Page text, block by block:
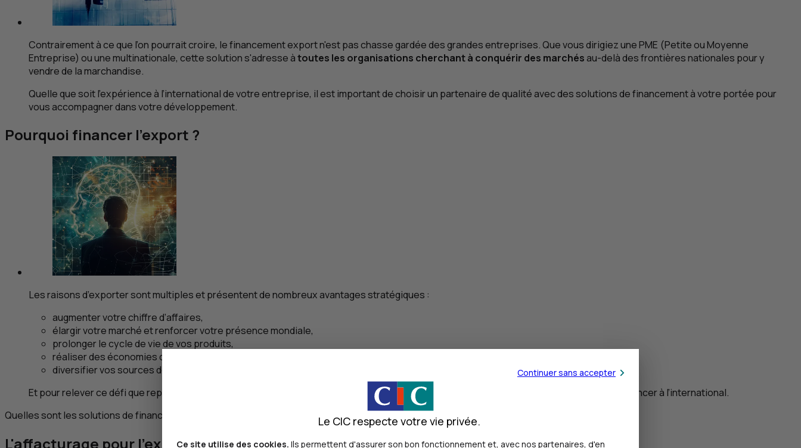
Contrairement à ce que l’on pourrait croire, le financement export n'est pas chasse gardée des grandes entreprises. Que vous dirigiez unePME (Petite ou Moyenne
Entreprise) ou une multinationale, cette solution s'adresse àtoutes les organisations cherchant à conquérir des marchésau-delà des frontières nationales pour y
vendre de la marchandise.
Quelle que soit l’expérience à l’international de votre entreprise, il est important de choisir un partenaire de qualité avec des solutions de financement à votre portée pour
vous accompagner dans votre développement.
Pourquoi financer l’export ?
Les raisons d’exporter sont multiples et présentent de nombreux avantages stratégiques :
augmenter votre chiffre d’affaires,
élargir votre marché et renforcer votre présence mondiale,
prolonger le cycle de vie de vos produits,
réaliser des économies d’échelle,
diversifier vos sources de revenus.
Et pour relever ce défi que représente l’export, votre entreprise aura besoin de liquidités sur un horizon moyen à long terme pour vous financer à l’international.
Quelles sont les solutions de financement export ?
L'affacturage pour l'export
Continuer sans accepter
Le CIC respecte votre vie privée.
Ce site utilise des cookies. Ils permettent d'assurer son bon fonctionnement et, avec nos partenaires, d'en